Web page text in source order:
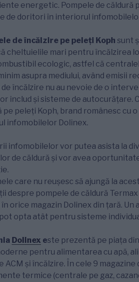
energetic. Pompele de căldură
de doritori în interiorul
de încălzire pe peleți Koph sunt
cheltuielile mari pentru încălzirea
ecologic, astfel că
asupra mediului, având emisii
încălzire nu au nevoie de o
includ şi sisteme de autocurăţare.
pe peleți Koph, brand românesc cu
infomobilelor Dolinex.
infomobilelor vor putea asista la
de căldură și vor avea
care nu reușesc să ajungă la
despre pompele de căldură
orice magazin Dolinex din țară.
opta atât pentru sisteme
Dolinex este prezentă pe piața
pentru alimentarea cu apă,
ACM și încălzire. În cele 9
termice (centrale pe gaz,